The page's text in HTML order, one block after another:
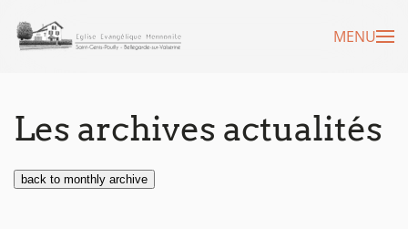
Accéder au contenu principal MENU
Les archives actualités
back to monthly archive